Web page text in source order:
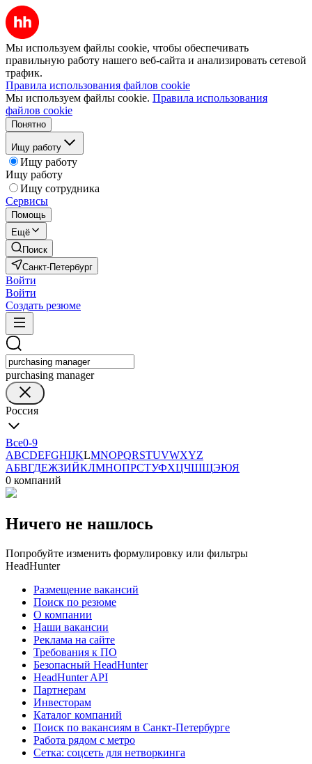
Мы используем файлы cookie, чтобы обеспечивать
правильную работу нашего веб-сайта и анализировать сетевой
трафик.
Правила использования файлов cookie
Мы используем файлы cookie. Правила использования
файлов cookie
Понятно
Ищу работу
Ищу работу
Ищу работу
Ищу сотрудника
Сервисы
Помощь
Ещё
Поиск
Санкт-Петербург
Войти
Войти
Создать резюме
purchasing manager
Россия
Все0-9
ABCDEFGHIJKLMNOPQRSTUVWXYZ
АБВГДЕЖЗИЙКЛМНОПРСТУФХЦЧШЩЭЮЯ
0 компаний
Ничего не нашлось
Попробуйте изменить формулировку или фильтры
HeadHunter
Размещение вакансий
Поиск по резюме
О компании
Наши вакансии
Реклама на сайте
Требования к ПО
Безопасный HeadHunter
HeadHunter API
Партнерам
Инвесторам
Каталог компаний
Поиск по вакансиям в Санкт-Петербурге
Работа рядом с метро
Сетка: соцсеть для нетворкинга